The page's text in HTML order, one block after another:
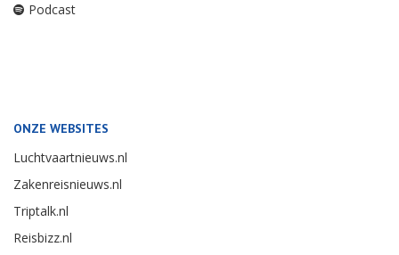
Podcast
ONZE WEBSITES
Luchtvaartnieuws.nl
Zakenreisnieuws.nl
Triptalk.nl
Reisbizz.nl